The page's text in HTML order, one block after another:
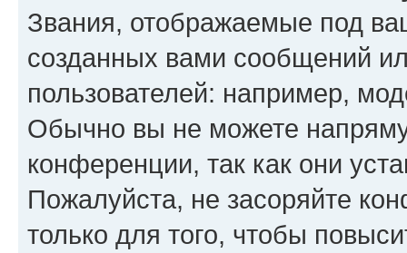
Звания, отображаемые под
созданных вами сообщений
пользователей: например,
Обычно вы не можете
конференции, так как они
Пожалуйста, не засоряйте
только для того, чтобы